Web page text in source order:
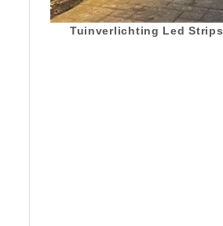
Tuinverlichting Led Strips